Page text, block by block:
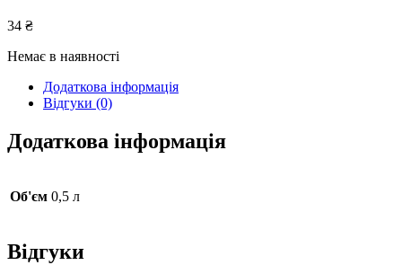
34 ₴
Немає в наявності
Додаткова інформація
Відгуки (0)
Додаткова інформація
Об'єм 0,5 л
Відгуки